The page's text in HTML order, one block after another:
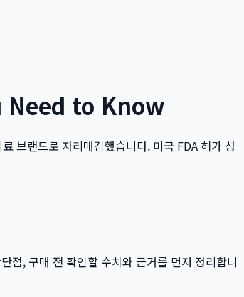
Need to Know
브랜드로 자리매김했습니다. 미국 FDA 허가 성
점, 구매 전 확인할 수치와 근거를 먼저 정리합니